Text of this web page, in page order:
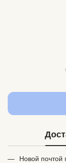
Новой почтой